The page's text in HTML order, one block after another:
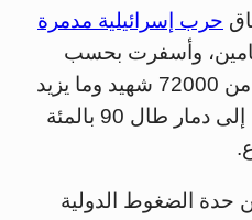
حرب إسرائيلية مدمرة
وأسفرت بحسب
المعطيات الواردة عن أكثر من 72000 شهيد وما يزيد
على 171000 جريح، إضافة إلى دمار طال 90 بالمئة
حدة الضغوط الدولية